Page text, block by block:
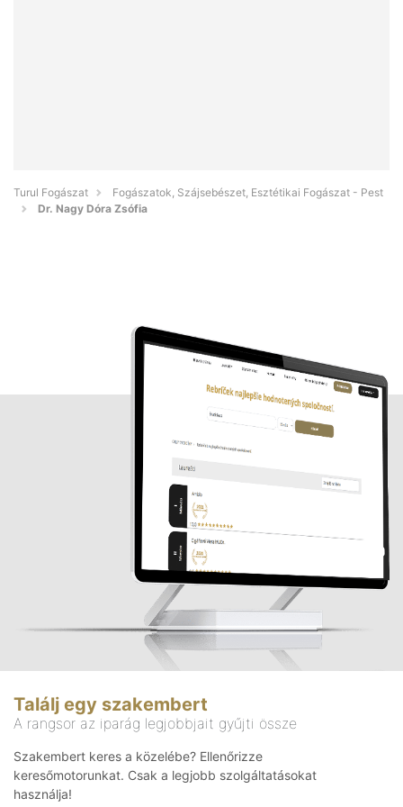
Turul Fogászat
Fogászatok, Szájsebészet, Esztétikai Fogászat - Pest
Dr. Nagy Dóra Zsófia
Találj egy szakembert
A rangsor az iparág legjobbjait gyűjti össze
Szakembert keres a közelébe? Ellenőrizze
keresőmotorunkat. Csak a legjobb szolgáltatásokat
használja!